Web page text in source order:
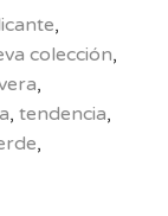
,
colección,
,
, tendencia,
,